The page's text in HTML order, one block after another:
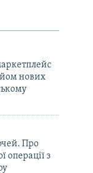
нових
Про
операції з